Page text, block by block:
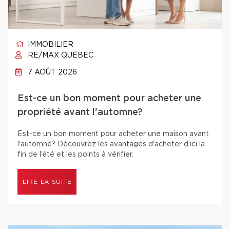
IMMOBILIER
RE/MAX QUÉBEC
7 AOÛT 2026
Est-ce un bon moment pour acheter une
propriété avant l'automne?
Est-ce un bon moment pour acheter une maison avant
l'automne? Découvrez les avantages d'acheter d’ici la
fin de l’été et les points à vérifier.
LIRE LA SUITE